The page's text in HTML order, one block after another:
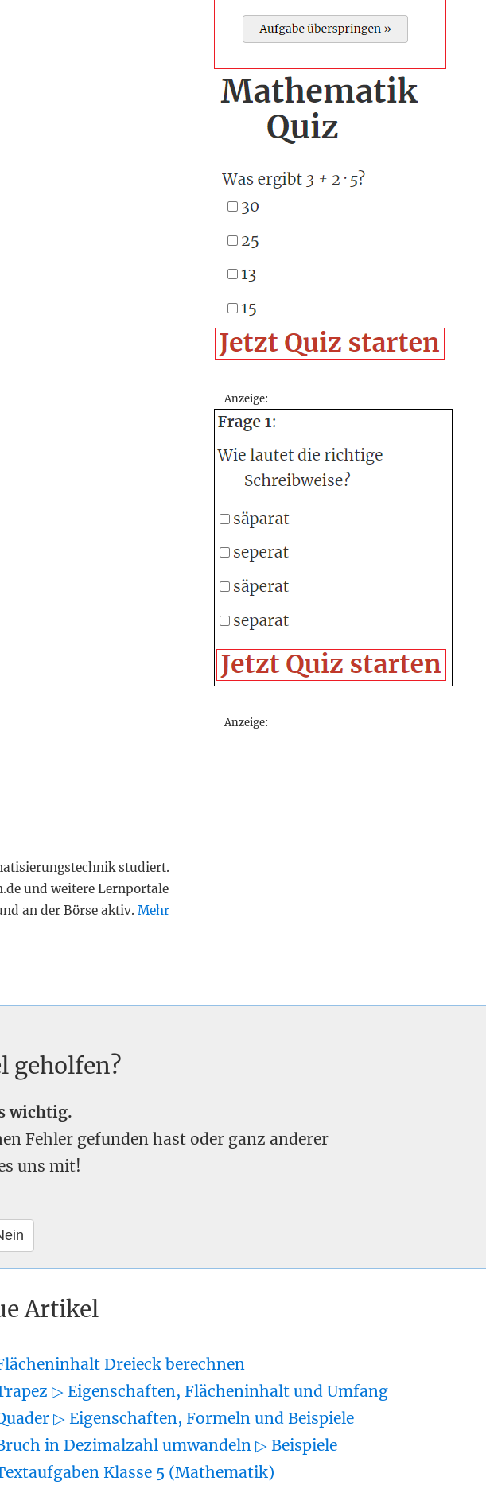
studiert.
und weitere Lernportale
an der Börse aktiv. Mehr
Anzeige:
Anzeige:
geholfen?
wichtig.
Fehler gefunden hast oder ganz anderer
uns mit!
Artikel
Dreieck berechnen
▷ Eigenschaften, Flächeninhalt und Umfang
▷ Eigenschaften, Formeln und Beispiele
in Dezimalzahl umwandeln ▷ Beispiele
Klasse 5 (Mathematik)